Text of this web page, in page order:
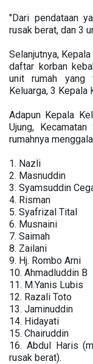
"Dari pendataan
rusak berat, dan 3
Selanjutnya,
daftar korban
unit rumah yang
Keluarga, 3 Kepala
Adapun Kepala
Ujung,
rumahnya
1. Nazli
2. Masnuddin
3. Syamsuddin
4. Risman
5. Syafrizal Tital
6. Musnaini
7. Saimah
8. Zailani
9. Hj. Rombo Arni
10. Ahmadluddin B
11. M.Yanis Lubis
12. Razali Toto
13. Jaminuddin
14. Hidayati
15. Chairuddin
16. Abdul Haris
rusak berat).